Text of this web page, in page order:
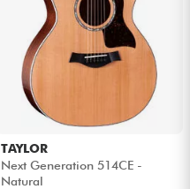
TAYLOR
Next Generation 514CE -
Natural